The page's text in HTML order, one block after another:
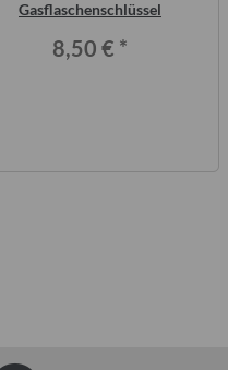
Gasflaschenschlüssel
8,50 € *